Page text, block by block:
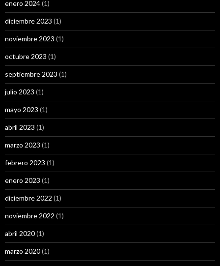
enero 2024(1)
diciembre 2023 (1)
noviembre 2023 (1)
octubre 2023 (1)
septiembre 2023 (1)
julio 2023 (1)
mayo 2023 (1)
abril 2023 (1)
marzo 2023 (1)
febrero 2023 (1)
enero 2023 (1)
diciembre 2022 (1)
noviembre 2022 (1)
abril 2020(1)
marzo 2020(1)